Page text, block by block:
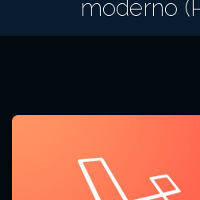
moderno